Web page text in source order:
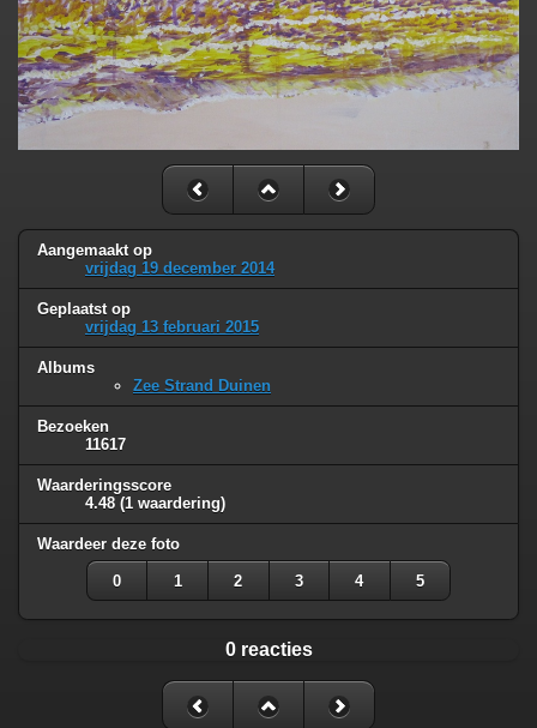
Aangemaakt op
vrijdag 19 december 2014
Geplaatst op
vrijdag 13 februari 2015
Albums
Zee Strand Duinen
Bezoeken
11617
Waarderingsscore
4.48 (1 waardering)
Waardeer deze foto
0 1 2 3 4 5
0 reacties